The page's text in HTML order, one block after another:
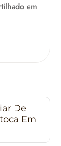
em
De
Em